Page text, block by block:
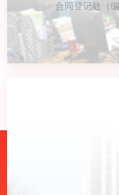
合同登记处（